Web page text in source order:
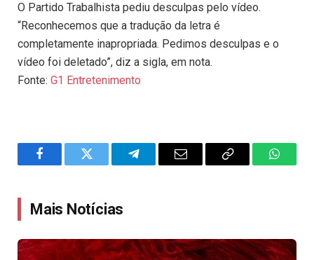
O Partido Trabalhista pediu desculpas pelo vídeo.
“Reconhecemos que a tradução da letra é
completamente inapropriada. Pedimos desculpas e o
vídeo foi deletado”, diz a sigla, em nota.
Fonte: G1 Entretenimento
FacebookTwitter TelegramEmail
Copy
Mais Notícias